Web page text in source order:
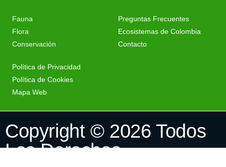
Fauna
Flora
Conservación
Preguntas Frecuentes
Ecosistemas de Colombia
Contacto
Política de Privacidad
Política de Cookies
Mapa Web
Copyright © 2026 Todos
Los Derechos